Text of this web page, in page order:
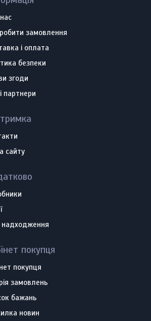
замовлення
і оплата
безпеки
згоди
партнери
сайту
надходження
покупця
покупця
замовлень
бажань
новин